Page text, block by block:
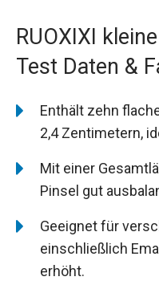
RUOXIXI
Test Daten &
Enthält zehn
2,4 Zentimetern,
Mit einer
Pinsel gut
Geeignet für
einschließlich
erhöht.